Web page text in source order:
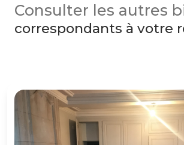
Consulter les autres
correspondants à votre